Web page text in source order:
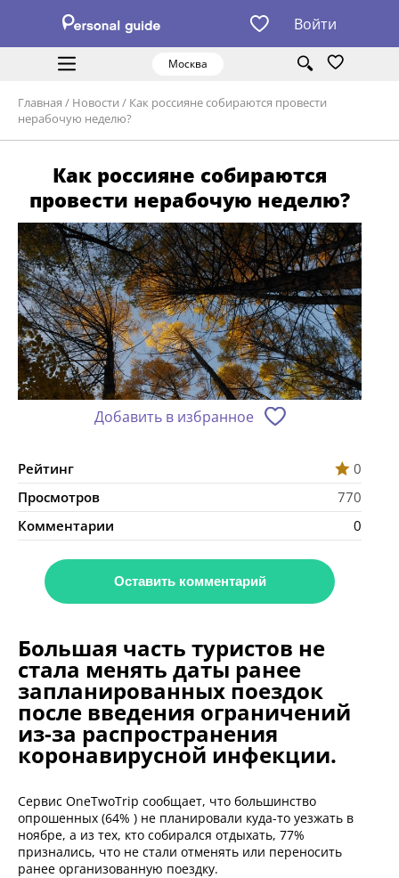
Войти
Москва
Главная / Новости / Как россияне собираются провести
нерабочую неделю?
Как россияне собираются
провести нерабочую неделю?
Добавить в избранное
Рейтинг
0
Просмотров
770
Комментарии
0
Оставить комментарий
Большая часть туристов не
стала менять даты ранее
запланированных поездок
после введения ограничений
из-за распространения
коронавирусной инфекции.
Сервис OneTwoTrip сообщает, что большинство
опрошенных (64% ) не планировали куда-то уезжать в
ноябре, а из тех, кто собирался отдыхать, 77%
признались, что не стали отменять или переносить
ранее организованную поездку.